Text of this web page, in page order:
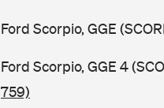
Ford Scorpio, GGE
Ford Scorpio, GGE 4
759)